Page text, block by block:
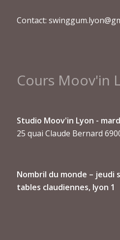
Contact:
Cours Moov'in
Studio Moov'in Lyon -
25 quai Claude Bernard
Nombril du monde – jeudi
tables claudiennes, lyon 1